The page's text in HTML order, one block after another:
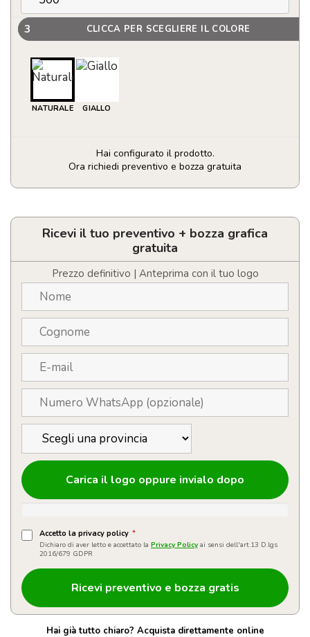
3 CLICCA PER SCEGLIERE IL COLORE
NATURALE GIALLO
Hai configurato il prodotto.
Ora richiedi preventivo e bozza gratuita
Ventilatore
a
pressione
frutta
personalizzabile
con
logo
quantità
Ricevi il tuo preventivo + bozza grafica
gratuita
Prezzo definitivo | Anteprima con il tuo logo
Carica il logo oppure invialo dopo
Accetto la privacy policy *
Dichiaro di aver letto e accettato la Privacy Policy ai sensi dell'art.13 D.lgs
2016/679 GDPR
Hai già tutto chiaro? Acquista direttamente online